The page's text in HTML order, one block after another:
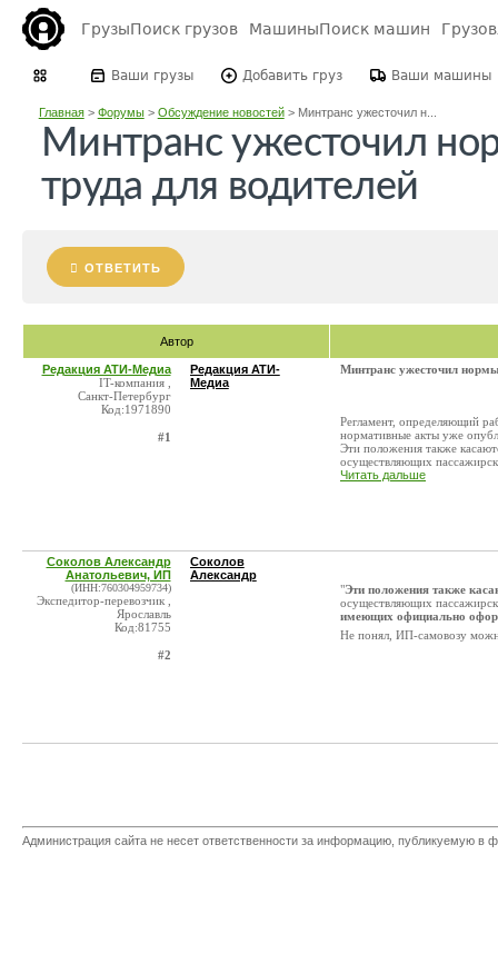
ГрузыПоиск грузов МашиныПоиск машин
Ваши грузы Добавить груз Ваши машины
Главная> Форумы> Обсуждение новостей> Минтранс ужесточил н...
Минтранс ужесточил
труда для водителей
ОТВЕТИТЬ
Автор
Редакция АТИ-Медиа
IT-компания ,
Санкт-Петербург
Код:1971890
#1
Редакция АТИ-
Медиа
Минтранс ужесточил
Регламент, определяющий
нормативные акты уже
Эти положения также
осуществляющих
Читать дальше
Соколов Александр
Анатольевич, ИП
(ИНН:760304959734)
Экспедитор-перевозчик ,
Ярославль
Код:81755
#2
Соколов
Александр
"Эти положения также
осуществляющих
имеющих официально
Не понял, ИП-самовозу
Администрация сайта не несет ответственности за информацию, публикуемую